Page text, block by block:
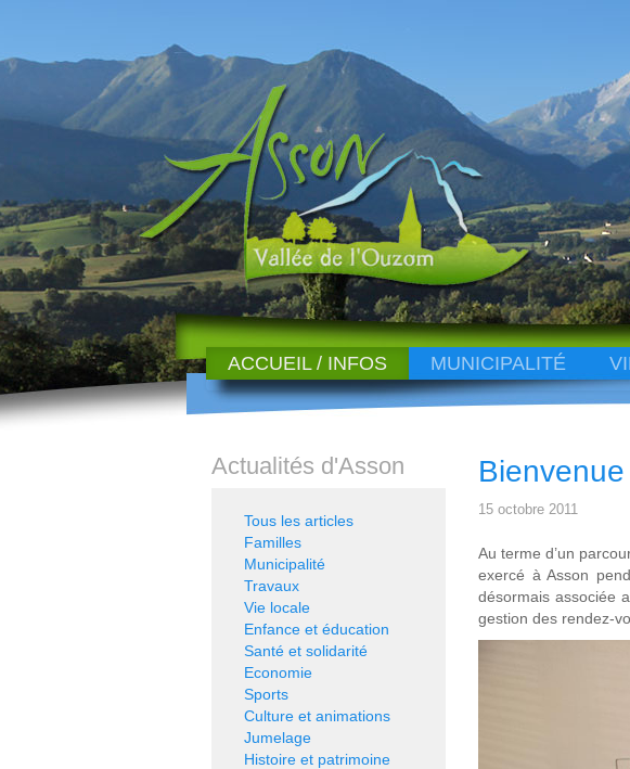
ACCUEIL / INFOS MUNICIPALITÉ
15 octobre 2011
Au terme d’un
exercé à Asson
désormais associée
gestion des rendez-
Actualités d'Asson
Tous les articles
Familles
Municipalité
Travaux
Vie locale
Enfance et éducation
Santé et solidarité
Economie
Sports
Culture et animations
Jumelage
Histoire et patrimoine